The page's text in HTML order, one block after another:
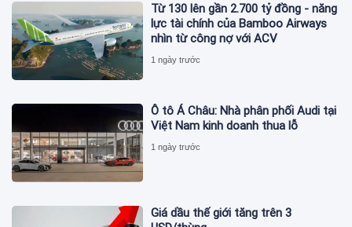
Từ 130 lên gần 2.700 tỷ đồng - năng
lực tài chính của Bamboo Airways
nhìn từ công nợ với ACV
1 ngày trước
Ô tô Á Châu: Nhà phân phối Audi tại
Việt Nam kinh doanh thua lỗ
1 ngày trước
Giá dầu thế giới tăng trên 3